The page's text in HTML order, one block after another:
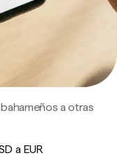
a otras
a EUR